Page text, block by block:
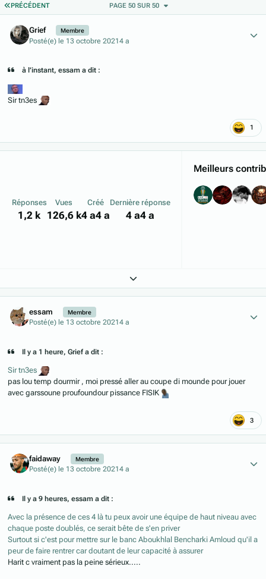
PREMIÈRE PAGE
PRÉCÉDENT PAGE 50 SUR 50
Grief Membre
Posté(e) le 13 octobre 20214 a
à l’instant, essam a dit :
Sir tn3es
1
Réponses
1,2 k
Vues
126,6 k
Créé
4 a4 a
Dernière réponse
4 a4 a
Meilleurs
Expand topic overview
essam Membre
Posté(e) le 13 octobre 20214 a
Il y a 1 heure, Grief a dit :
Sir tn3es
pas lou temp dourmir , moi pressé aller au coupe di mounde pour jouer
avec garssoune proufoundour pissance FISIK
3
faidaway Membre
Posté(e) le 13 octobre 20214 a
Il y a 9 heures, essam a dit :
Avec la présence de ces 4 là tu peux avoir une équipe de haut niveau avec
chaque poste doublés, ce serait bête de s'en priver
Surtout si c'est pour mettre sur le banc Aboukhlal Bencharki Amloud qu'il a
peur de faire rentrer car doutant de leur capacité à assurer
Harit c vraiment pas la peine sérieux.....